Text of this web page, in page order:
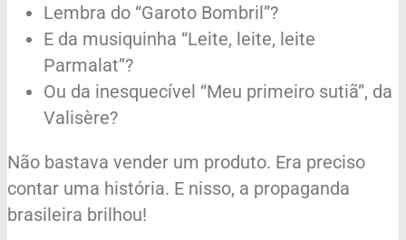
Lembra do “Garoto Bombril”?
E da musiquinha “Leite, leite, leite
Parmalat”?
Ou da inesquecível “Meu primeiro sutiã”, da
Valisère?
Não bastava vender um produto. Era preciso
contar uma história. E nisso, a propaganda
brasileira brilhou!